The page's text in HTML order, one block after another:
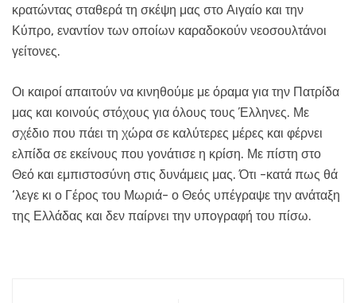
κρατώντας σταθερά τη σκέψη μας στο Αιγαίο και την
Κύπρο, εναντίον των οποίων καραδοκούν νεοσουλτάνοι
γείτονες.
Οι καιροί απαιτούν να κινηθούμε με όραμα για την Πατρίδα
μας και κοινούς στόχους για όλους τους Έλληνες. Με
σχέδιο που πάει τη χώρα σε καλύτερες μέρες και φέρνει
ελπίδα σε εκείνους που γονάτισε η κρίση. Με πίστη στο
Θεό και εμπιστοσύνη στις δυνάμεις μας. Ότι -κατά πως θά
‘λεγε κι ο Γέρος του Μωριά- ο Θεός υπέγραψε την ανάταξη
της Ελλάδας και δεν παίρνει την υπογραφή του πίσω.